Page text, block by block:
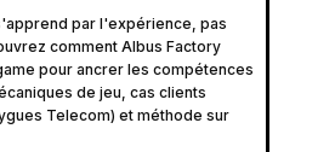
par l'expérience, pas
comment Albus Factory
pour ancrer les compétences
de jeu, cas clients
Telecom) et méthode sur